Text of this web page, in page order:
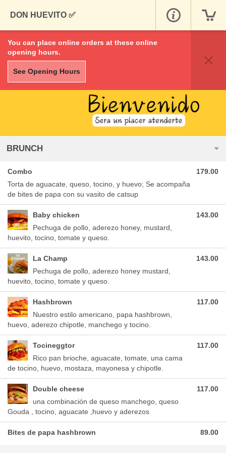
DON HUEVITO ✅
You can place online orders at these online
opening hours.
See Opening Hours
BRUNCH
Combo
Torta de aguacate, queso, tocino, y huevo; Se acompaña
de bites de papa con su vasito de catsup
179.00
Baby chicken
Pechuga de pollo, aderezo honey, mustard,
huevito, tocino, tomate y queso.
143.00
La Champ
Pechuga de pollo, aderezo honey mustard,
huevito, tocino, tomate y queso.
143.00
Hashbrown
Nuestro estilo americano, papa hashbrown,
huevo, aderezo chipotle, manchego y tocino.
117.00
Tocineggtor
Rico pan brioche, aguacate, tomate, una cama
de tocino, huevo, mostaza, mayonesa y chipotle.
117.00
Double cheese
una combinación de queso manchego, queso
Gouda , tocino, aguacate ,huevo y aderezos
117.00
Bites de papa hashbrown 89.00